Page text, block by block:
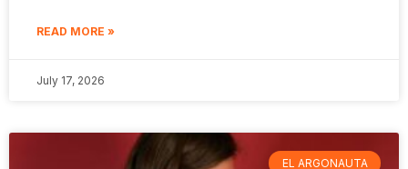
READ MORE »
July 17, 2026
EL ARGONAUTA